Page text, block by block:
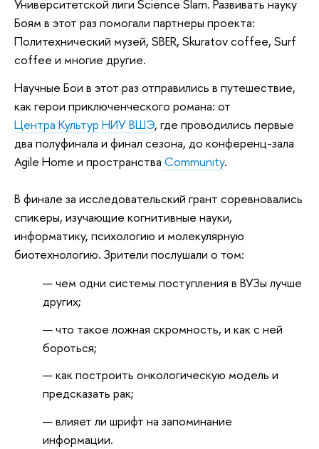
Университетской лиги Science Slam. Развивать науку
Боям в этот раз помогали партнеры проекта:
Политехнический музей, SBER, Skuratov coffee, Surf
coffee и многие другие.
Научные Бои в этот раз отправились в путешествие,
как герои приключенческого романа: от
Центра Культур НИУ ВШЭ, где проводились первые
два полуфинала и финал сезона, до конференц-зала
Agile Home и пространства Community.
В финале за исследовательский грант соревновались
спикеры, изучающие когнитивные науки,
информатику, психологию и молекулярную
биотехнологию. Зрители послушали о том:
чем одни системы поступления в ВУЗы лучше
других;
что такое ложная скромность, и как с ней
бороться;
как построить онкологическую модель и
предсказать рак;
влияет ли шрифт на запоминание
информации.